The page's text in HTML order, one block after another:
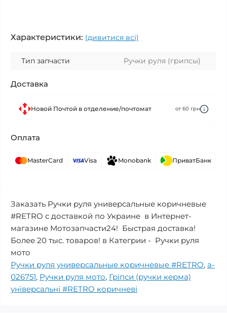
Характеристики: (дивитися всі)
Тип запчасти Ручки руля (грипсы)
Доставка
Новой Почтой в отделение/почтомат от 60 грн
Оплата
MasterCard Visa Monobank ПриватБанк
Заказать Ручки руля универсальные коричневые
#RETRO с доставкой по Украине в Интернет-
магазине Мотозапчасти24! Быстрая доставка!
Более 20 тыс. товаров! в Категрии - Ручки руля
мото
Ручки руля универсальные коричневые #RETRO, a-
026751, Ручки руля мото, Гріпси (ручки керма)
універсальні #RETRO коричневі